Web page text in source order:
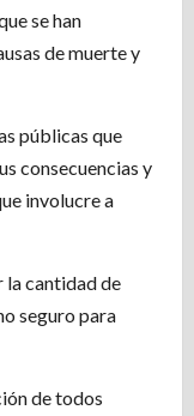
se han
de muerte y
públicas que
consecuencias y
involucre a
la cantidad de
seguro para
de todos